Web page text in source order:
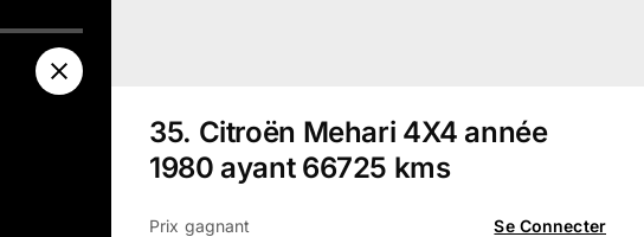
35. Citroën Mehari 4X4 année
1980 ayant 66725 kms
Prix gagnant Se Connecter